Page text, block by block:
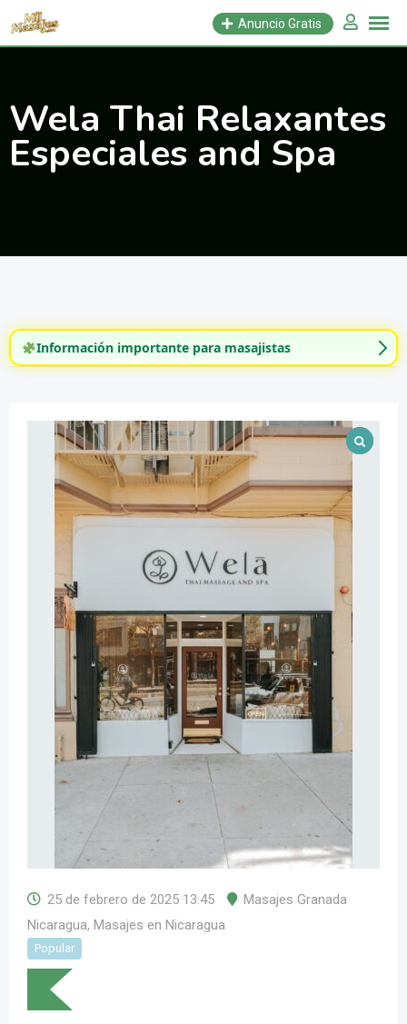
Saltar
Anuncio Gratis
Wela Thai Relaxantes
Especiales and Spa
Información importante para masajistas
25 de febrero de 2025 13:45
Masajes Granada
Nicaragua, Masajes en Nicaragua
Popular